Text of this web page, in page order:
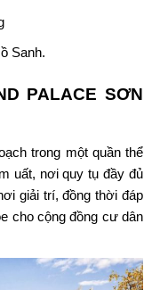
Sanh.
PALACE SƠN
trong một quần thể
uất, nơi quy tụ đầy đủ
giải trí, đồng thời đáp
cho cộng đồng cư dân